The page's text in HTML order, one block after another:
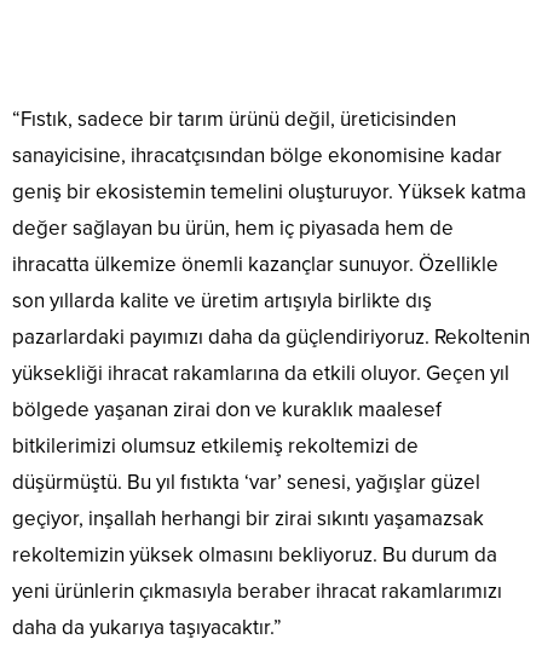
“Fıstık, sadece bir tarım ürünü değil, üreticisinden
sanayicisine, ihracatçısından bölge ekonomisine kadar
geniş bir ekosistemin temelini oluşturuyor. Yüksek katma
değer sağlayan bu ürün, hem iç piyasada hem de
ihracatta ülkemize önemli kazançlar sunuyor. Özellikle
son yıllarda kalite ve üretim artışıyla birlikte dış
pazarlardaki payımızı daha da güçlendiriyoruz. Rekoltenin
yüksekliği ihracat rakamlarına da etkili oluyor. Geçen yıl
bölgede yaşanan zirai don ve kuraklık maalesef
bitkilerimizi olumsuz etkilemiş rekoltemizi de
düşürmüştü. Bu yıl fıstıkta ‘var’ senesi, yağışlar güzel
geçiyor, inşallah herhangi bir zirai sıkıntı yaşamazsak
rekoltemizin yüksek olmasını bekliyoruz. Bu durum da
yeni ürünlerin çıkmasıyla beraber ihracat rakamlarımızı
daha da yukarıya taşıyacaktır.”